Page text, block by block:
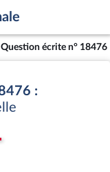
Question écrite n° 18476
: